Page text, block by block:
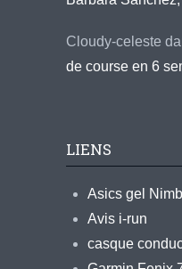
Cloudy-celeste
de course en 6
LIENS
Asics gel
Avis i-run
casque